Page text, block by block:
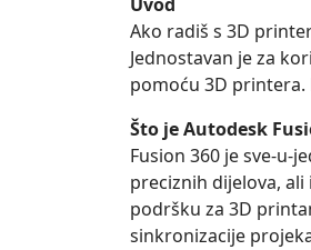
Ako radiš s 3D
Jednostavan je za
pomoću 3D printera.
Što je Autodesk
Fusion 360 je sve-u-
preciznih dijelova,
podršku za 3D
sinkronizacije